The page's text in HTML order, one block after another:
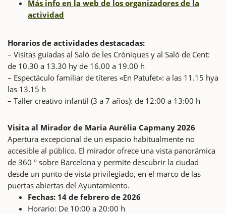
Más info en la web de los organizadores de la
actividad
Horarios de actividades destacadas:
– Visitas guiadas al Saló de les Cròniques y al Saló de Cent:
de 10.30 a 13.30 hy de 16.00 a 19.00 h
– Espectáculo familiar de títeres «En Patufet»: a las 11.15 hya
las 13.15 h
– Taller creativo infantil (3 a 7 años): de 12:00 a 13:00 h
Visita al Mirador de Maria Aurèlia Capmany 2026
Apertura excepcional de un espacio habitualmente no
accesible al público. El mirador ofrece una vista panorámica
de 360 º sobre Barcelona y permite descubrir la ciudad
desde un punto de vista privilegiado, en el marco de las
puertas abiertas del Ayuntamiento.
Fechas: 14 de febrero de 2026
Horario: De 10:00 a 20:00 h